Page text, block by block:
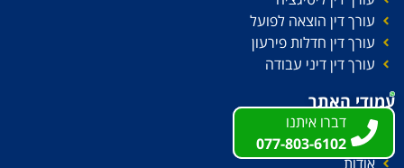
דברו איתנו
077-803-6102
עורך דין הוצאה לפועל
עורך דין חדלות פירעון
עורך דין דיני עבודה
עמודי האתר
עמוד הבית
צור קשר
אודות
דברו איתנו
077-803-6102